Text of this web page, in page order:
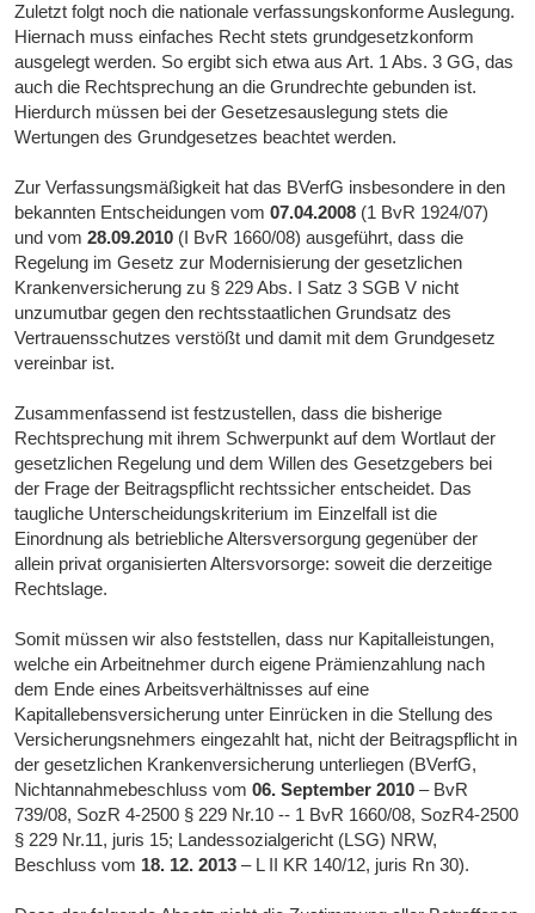
Zuletzt folgt noch die nationale verfassungskonforme Auslegung.
Hiernach muss einfaches Recht stets grundgesetzkonform
ausgelegt werden. So ergibt sich etwa aus Art. 1 Abs. 3 GG, das
auch die Rechtsprechung an die Grundrechte gebunden ist.
Hierdurch müssen bei der Gesetzesauslegung stets die
Wertungen des Grundgesetzes beachtet werden.
Zur Verfassungsmäßigkeit hat das BVerfG insbesondere in den
bekannten Entscheidungen vom07.04.2008 (1 BvR 1924/07)
und vom28.09.2010 (I BvR 1660/08) ausgeführt, dass die
Regelung im Gesetz zur Modernisierung der gesetzlichen
Krankenversicherung zu § 229 Abs. I Satz 3 SGB V nicht
unzumutbar gegen den rechtsstaatlichen Grundsatz des
Vertrauensschutzes verstößt und damit mit dem Grundgesetz
vereinbar ist.
Zusammenfassend ist festzustellen, dass die bisherige
Rechtsprechung mit ihrem Schwerpunkt auf dem Wortlaut der
gesetzlichen Regelung und dem Willen des Gesetzgebers bei
der Frage der Beitragspflicht rechtssicher entscheidet. Das
taugliche Unterscheidungskriterium im Einzelfall ist die
Einordnung als betriebliche Altersversorgung gegenüber der
allein privat organisierten Altersvorsorge: soweit die derzeitige
Rechtslage.
Somit müssen wir also feststellen, dass nur Kapitalleistungen,
welche ein Arbeitnehmer durch eigene Prämienzahlung nach
dem Ende eines Arbeitsverhältnisses auf eine
Kapitallebensversicherung unter Einrücken in die Stellung des
Versicherungsnehmers eingezahlt hat, nicht der Beitragspflicht in
der gesetzlichen Krankenversicherung unterliegen (BVerfG,
Nichtannahmebeschluss vom06. September 2010 – BvR
739/08, SozR 4-2500 § 229 Nr.10 -- 1 BvR 1660/08, SozR4-2500
§ 229 Nr.11, juris 15; Landessozialgericht (LSG) NRW,
Beschluss vom 18. 12. 2013 – L II KR 140/12, juris Rn 30).